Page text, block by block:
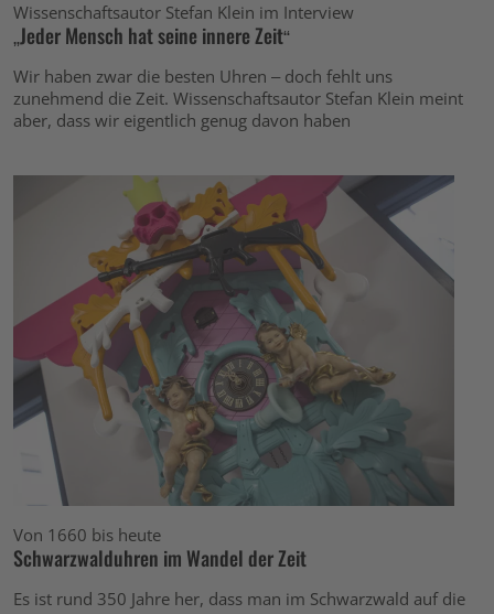
Wissenschaftsautor Stefan Klein im Interview
„Jeder Mensch hat seine innere Zeit“
Wir haben zwar die besten Uhren – doch fehlt uns
zunehmend die Zeit. Wissenschaftsautor Stefan Klein meint
aber, dass wir eigentlich genug davon haben
Von 1660 bis heute
Schwarzwalduhren im Wandel der Zeit
Es ist rund 350 Jahre her, dass man im Schwarzwald auf die